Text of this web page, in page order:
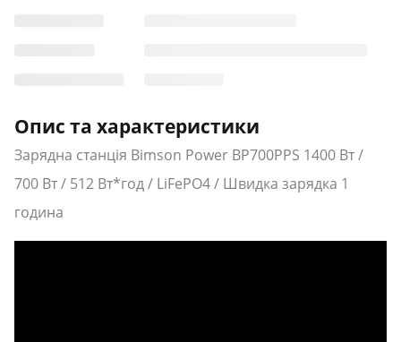
Опис та характеристики
Зарядна станція Bimson Power BP700PPS 1400 Вт /
700 Вт / 512 Вт*год / LiFePO4 / Швидка зарядка 1
година